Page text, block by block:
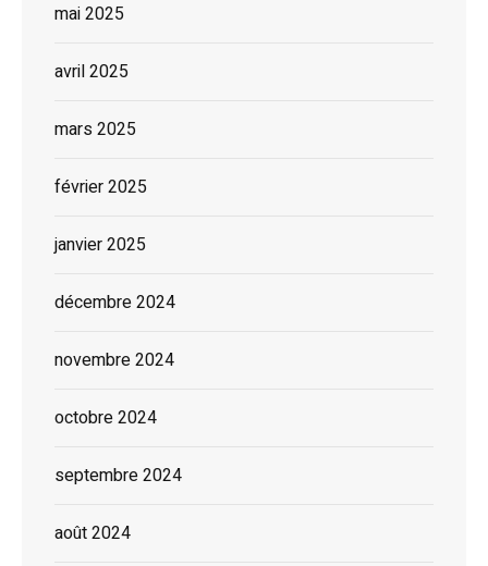
mai 2025
avril 2025
mars 2025
février 2025
janvier 2025
décembre 2024
novembre 2024
octobre 2024
septembre 2024
août 2024